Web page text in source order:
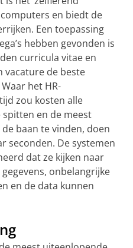
en biedt de
Een toepassing
hebben gevonden is
curricula vitae en
vacature de beste
het HR-
zou kosten alle
en de meest
baan te vinden, doen
seconden. De systemen
dat ze kijken naar
onbelangrijke
en de data kunnen